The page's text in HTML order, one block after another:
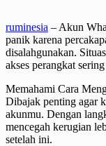
ruminesia – Akun
panik karena
disalahgunakan.
akses perangkat
Memahami Cara
Dibajak penting agar
akunmu. Dengan
mencegah kerugian
setelah ini.